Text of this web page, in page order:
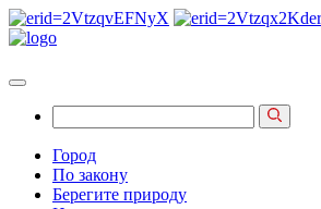
Город
По закону
Берегите природу